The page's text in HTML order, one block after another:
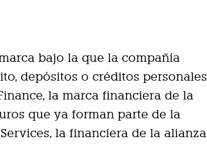
bajo la que la compañía
depósitos o créditos personales
la marca financiera de la
que ya forman parte de la
la financiera de la alianza